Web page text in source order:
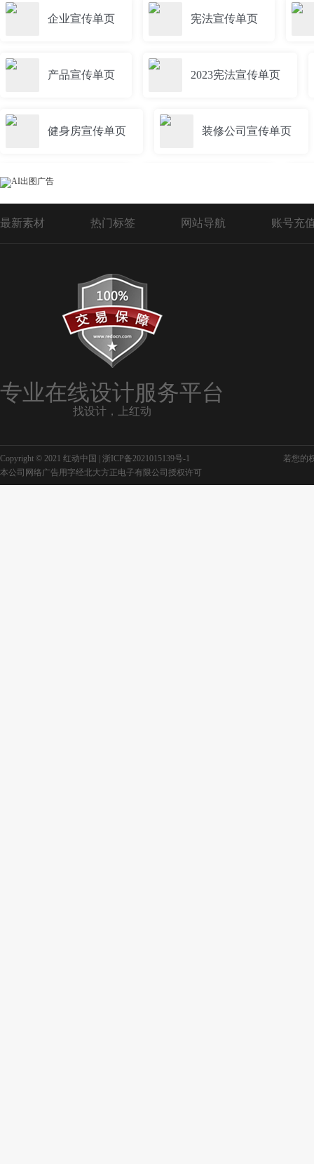
企业宣传单页 宪法宣传单页
产品宣传单页 2023宪法宣传单页
健身房宣传单页 装修公司宣传单页
酒店宣传单页
餐厅宣传单页 垃圾分类宣传单页
化肥宣传单页
超市开业宣传单页
酒宣传单页
最新素材 热门标签 网站导航 账号充
专业在线设计服务平台
找设计，上红动
Copyright © 2021 红动中国 | 浙ICP备2021015139号-1
若您的
本公司网络广告用字经北大方正电子有限公司授权许可